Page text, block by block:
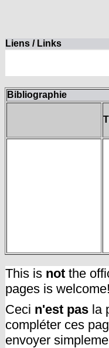
Liens / Links
Bibliographie
This is not the
pages is
Ceci n'est pas la
compléter ces
envoyer